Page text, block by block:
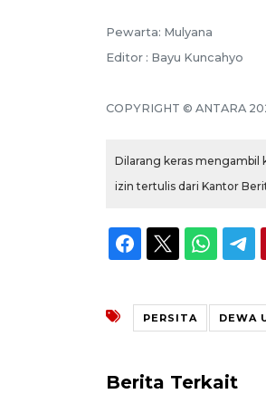
Pewarta: Mulyana
Editor : Bayu Kuncahyo
COPYRIGHT © ANTARA
Dilarang keras mengambil
izin tertulis dari Kantor
PERSITA DEWA
Berita Terkait